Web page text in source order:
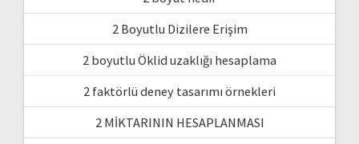
2 Boyutlu Dizilere Erişim
2 boyutlu Öklid uzaklığı hesaplama
2 faktörlü deney tasarımı örnekleri
2 MİKTARININ HESAPLANMASI